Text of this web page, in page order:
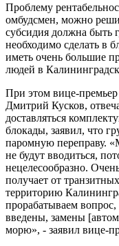
Проблему
омбудсмен, можно
субсидия должна быть
необходимо сделать в
иметь очень большие
людей в
При этом вице-премьер
Дмитрий Кусков,
доставляться
блокады, заявил, что
паромную переправу.
не будут вводиться,
нецелесообразно.
получает от
территорию
прорабатываем вопрос,
введены, замены
морю», - заявил вице-